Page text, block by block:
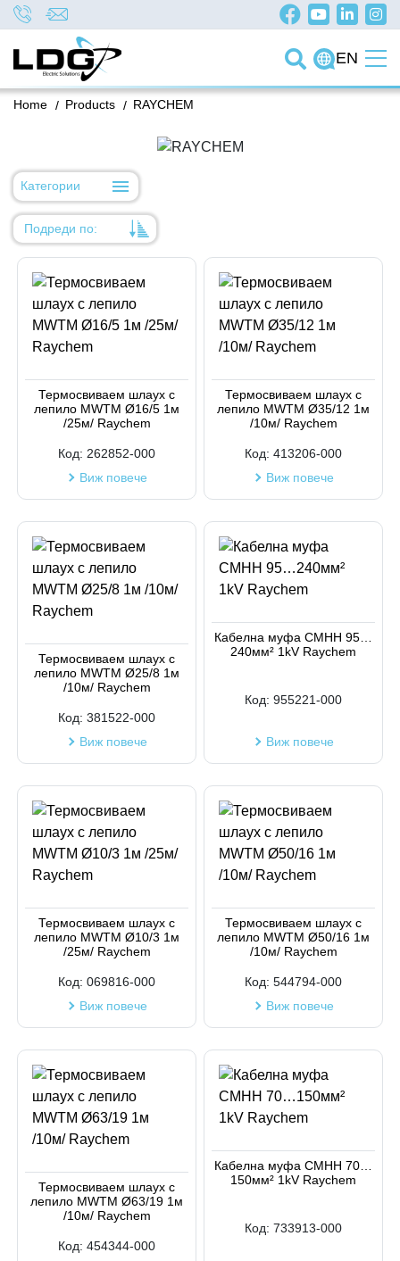
EN
/
Home /
Products RAYCHEM
Категории
Подреди по:
Име
Код на артикул
Код на артикул
Термосвиваем шлаух с
лепило MWTM Ø16/5 1м
/25м/ Raychem
Код: 262852-000
Виж повече
Термосвиваем шлаух с
лепило MWTM Ø35/12 1м
/10м/ Raychem
Код: 413206-000
Виж повече
Термосвиваем шлаух с
лепило MWTM Ø25/8 1м
/10м/ Raychem
Код: 381522-000
Виж повече
Кабелна муфа СМНН 95…
240мм² 1kV Raychem
Код: 955221-000
Виж повече
Термосвиваем шлаух с
лепило MWTM Ø10/3 1м
/25м/ Raychem
Код: 069816-000
Виж повече
Термосвиваем шлаух с
лепило MWTM Ø50/16 1м
/10м/ Raychem
Код: 544794-000
Виж повече
Термосвиваем шлаух с
лепило MWTM Ø63/19 1м
/10м/ Raychem
Код: 454344-000
Кабелна муфа СМНН 70…
150мм² 1kV Raychem
Код: 733913-000